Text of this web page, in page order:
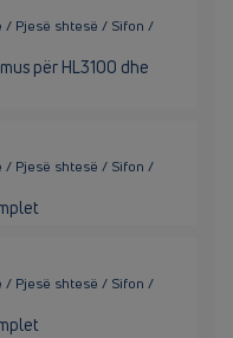
/ Pjesë shtesë / Sifon /
për HL3100 dhe
/ Pjesë shtesë / Sifon /
/ Pjesë shtesë / Sifon /